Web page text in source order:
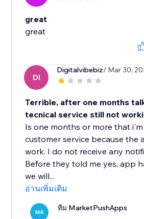
great
great
DI
Digitalvibebiz/ Mar 30,
Terrible, after one months
tecnical service still not
Is one months or more that
customer service because the
work. I do not receive any
Before they told me yes, app
we will...
อ่านเพิ่มเติม
MA ทีม MarketPushApps